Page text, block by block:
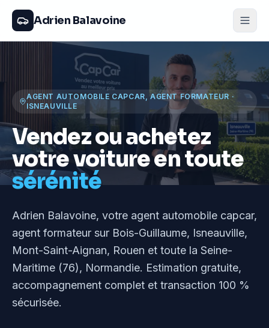
Adrien Balavoine
AGENT AUTOMOBILE CAPCAR, AGENT FORMATEUR ·
ISNEAUVILLE
Vendez ou achetez
votre voiture en toute
sérénité
Adrien Balavoine, votre agent automobile capcar,
agent formateur sur Bois-Guillaume, Isneauville,
Mont-Saint-Aignan, Rouen et toute la Seine-
Maritime (76), Normandie. Estimation gratuite,
accompagnement complet et transaction 100 %
sécurisée.